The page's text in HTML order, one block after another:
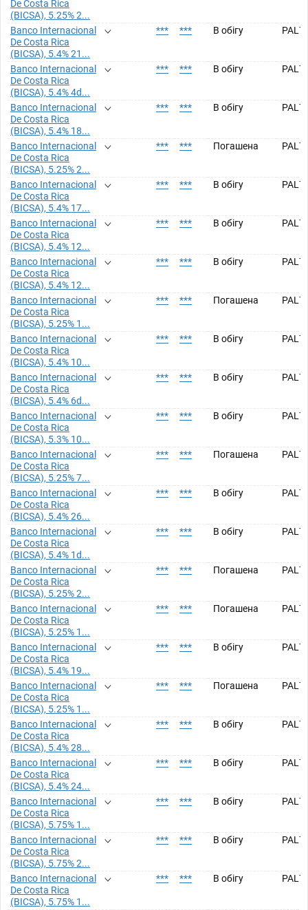
De Costa Rica
(BICSA), 5.25% 2...
Banco Internacional
De Costa Rica
(BICSA), 5.4% 21...
*** *** В обігу
Banco Internacional
De Costa Rica
(BICSA), 5.4% 4d...
*** *** В обігу
Banco Internacional
De Costa Rica
(BICSA), 5.4% 18...
*** *** В обігу
Banco Internacional
De Costa Rica
(BICSA), 5.25% 2...
*** *** Погашена
Banco Internacional
De Costa Rica
(BICSA), 5.4% 17...
*** *** В обігу
Banco Internacional
De Costa Rica
(BICSA), 5.4% 12...
*** *** В обігу
Banco Internacional
De Costa Rica
(BICSA), 5.4% 12...
*** *** В обігу
Banco Internacional
De Costa Rica
(BICSA), 5.25% 1...
*** *** Погашена
Banco Internacional
De Costa Rica
(BICSA), 5.4% 10...
*** *** В обігу
Banco Internacional
De Costa Rica
(BICSA), 5.4% 6d...
*** *** В обігу
Banco Internacional
De Costa Rica
(BICSA), 5.3% 10...
*** *** В обігу
Banco Internacional
De Costa Rica
(BICSA), 5.25% 7...
*** *** Погашена
Banco Internacional
De Costa Rica
(BICSA), 5.4% 26...
*** *** В обігу
Banco Internacional
De Costa Rica
(BICSA), 5.4% 1d...
*** *** В обігу
Banco Internacional
De Costa Rica
(BICSA), 5.25% 2...
*** *** Погашена
Banco Internacional
De Costa Rica
(BICSA), 5.25% 1...
*** *** Погашена
Banco Internacional
De Costa Rica
(BICSA), 5.4% 19...
*** *** В обігу
Banco Internacional
De Costa Rica
(BICSA), 5.25% 1...
*** *** Погашена
Banco Internacional
De Costa Rica
(BICSA), 5.4% 28...
*** *** В обігу
Banco Internacional
De Costa Rica
(BICSA), 5.4% 24...
*** *** В обігу
Banco Internacional
De Costa Rica
(BICSA), 5.75% 1...
*** *** В обігу
Banco Internacional
De Costa Rica
(BICSA), 5.75% 2...
*** *** В обігу
Banco Internacional
De Costa Rica
(BICSA), 5.75% 1...
*** *** В обігу